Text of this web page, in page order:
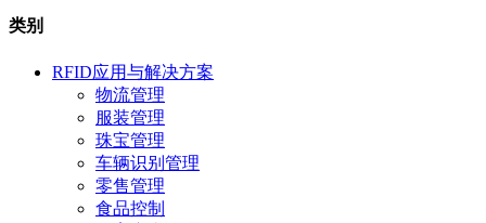
类别
RFID应用与解决方案
物流管理
服装管理
珠宝管理
车辆识别管理
零售管理
食品控制